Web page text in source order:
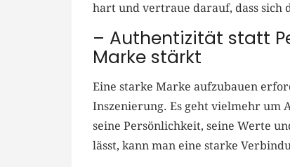
hart und‍ vertraue darauf, dass sich
– Authentizität ⁣statt
Marke stärkt
Eine starke Marke ​aufzubauen
Inszenierung. Es geht vielmehr⁣ um
seine Persönlichkeit, seine Werte
lässt, kann man eine starke